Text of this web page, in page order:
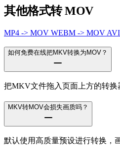
其他格式转 MOV
MP4 -> MOV WEBM -> MOV
如何免费在线把MKV转换为MOV？
把MKV文件拖入页面上方的转换
MKV转MOV会损失画质吗？
默认使用高质量预设进行转换，